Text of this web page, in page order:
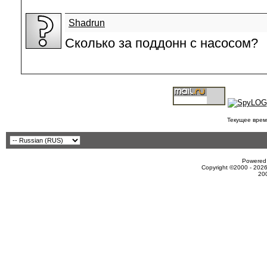
Shadrun
Сколько за поддонн с насосом?
Текущее
Copyright ©2000 -